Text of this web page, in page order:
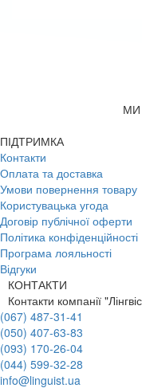
ПІДТРИМКА
Контакти
Оплата та доставка
Умови повернення товару
Користувацька угода
Договір публічної оферти
Політика конфіденційності
Програма лояльності
Відгуки
КОНТАКТИ
Контакти компанії
(067) 487-31-41
(050) 407-63-83
(093) 170-26-04
(044) 599-32-28
info@linguist.ua